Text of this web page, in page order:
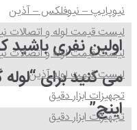
نیوپایپ – نیوفلکس – آذین
لیست قیمت لوله و اتصالات
لیست قیمت لوله و اتصالات
لیست قیمت لوله آذین
تجهیزات ابزار دقیق
تجهیزات ابزار دقیق
اولین نفری باشید
اینچ”